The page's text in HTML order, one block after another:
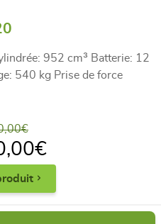
952 cm³ Batterie: 12
540 kg Prise de force
€
€